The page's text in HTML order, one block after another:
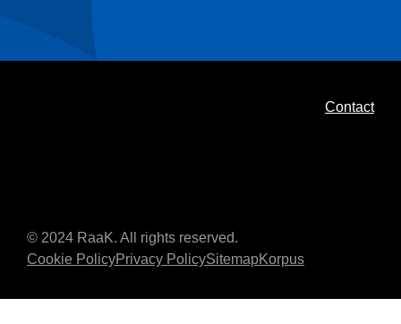
Contact
© 2024 RaaK. All rights reserved.
Cookie PolicyPrivacy PolicySitemapKorpus